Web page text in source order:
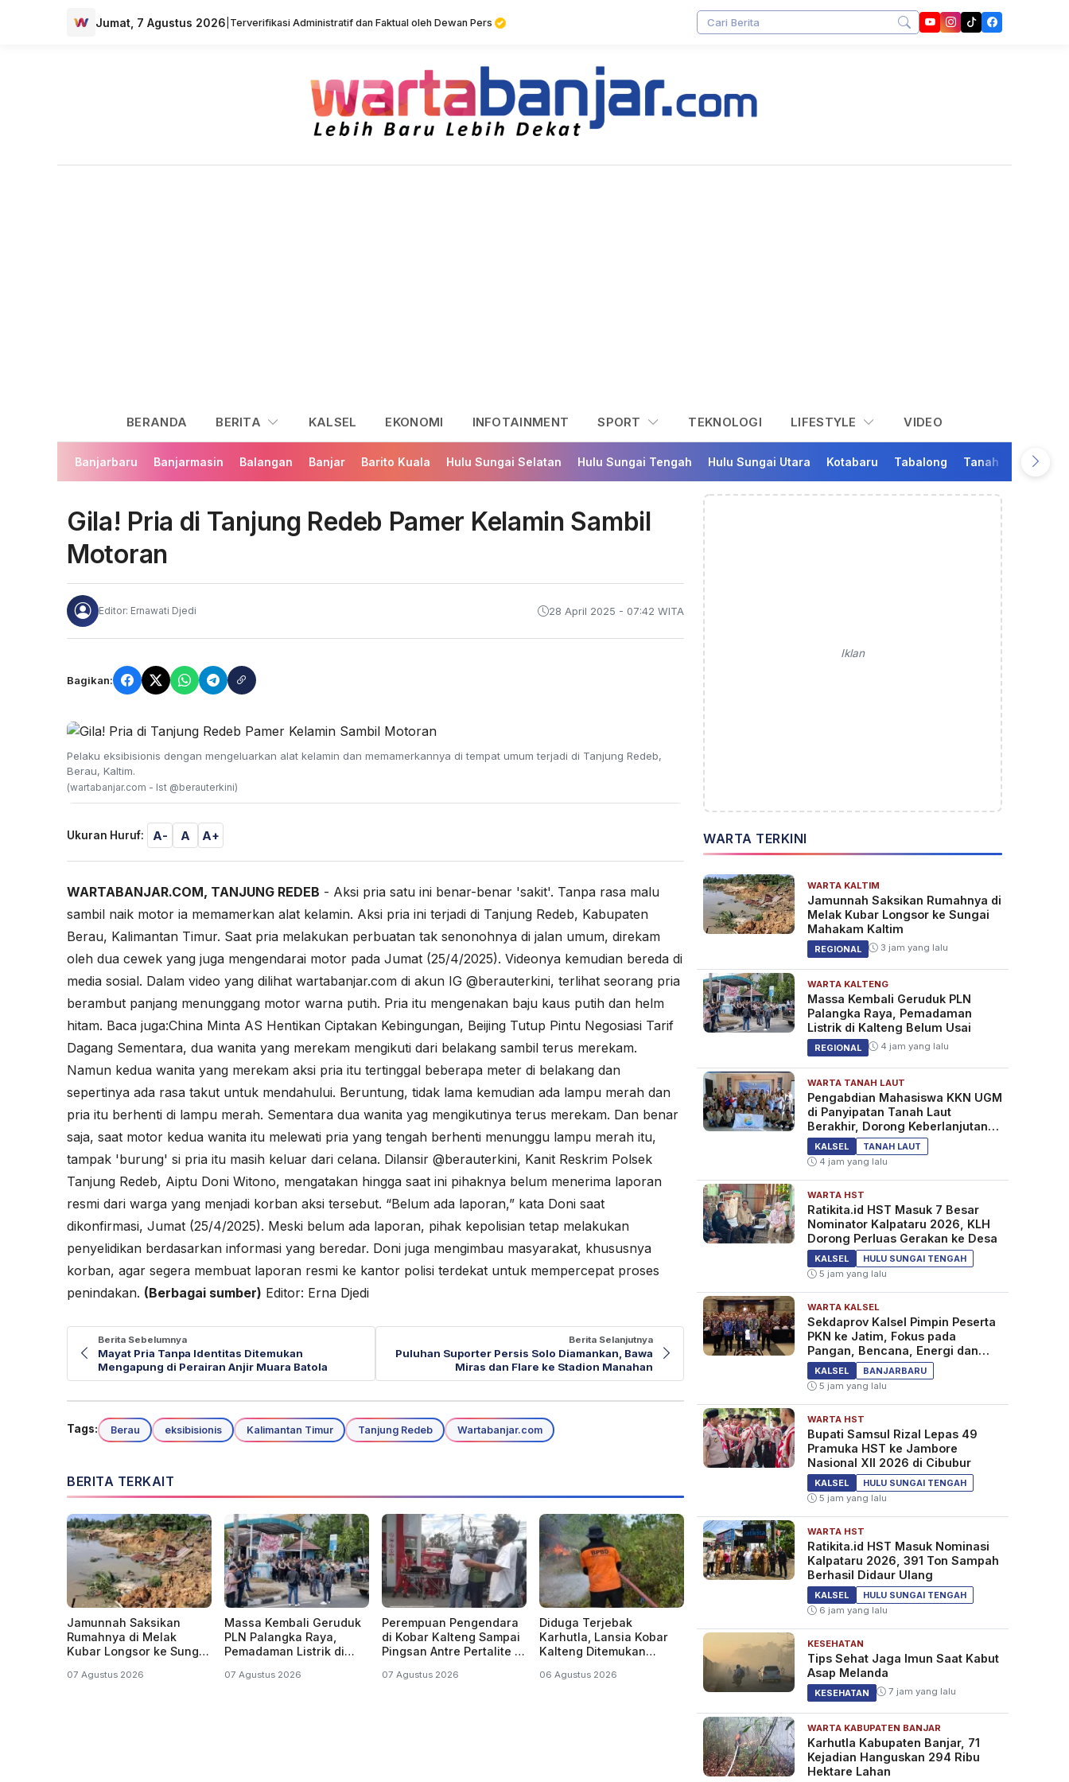
Jumat, 7 Agustus 2026 Terverifikasi Administratif dan Faktual oleh Dewan Pers
BERANDA BERITA KALSEL EKONOMI INFOTAINMENT SPORT TEKNOLOGI LIFESTYLE VIDEO
Banjarbaru Banjarmasin Balangan Banjar Barito Kuala Hulu Sungai Selatan Hulu Sungai Tengah Hulu Sungai Utara Kotabaru Tabalong Tanah Bumbu
Gila! Pria di Tanjung Redeb Pamer Kelamin Sambil
Motoran
Editor: Ernawati Djedi 28 April 2025 - 07:42 WITA
Bagikan:
Pelaku eksibisionis dengan mengeluarkan alat kelamin dan memamerkannya di tempat umum terjadi di Tanjung Redeb,
Berau, Kaltim.
(wartabanjar.com - Ist @berauterkini)
Ukuran Huruf: A- A A+
WARTABANJAR.COM, TANJUNG REDEB - Aksi pria satu ini benar-benar 'sakit'. Tanpa rasa malu
sambil naik motor ia memamerkan alat kelamin. Aksi pria ini terjadi di Tanjung Redeb, Kabupaten
Berau, Kalimantan Timur. Saat pria melakukan perbuatan tak senonohnya di jalan umum, direkam
oleh dua cewek yang juga mengendarai motor pada Jumat (25/4/2025). Videonya kemudian bereda di
media sosial. Dalam video yang dilihat wartabanjar.com di akun IG @berauterkini, terlihat seorang pria
berambut panjang menunggang motor warna putih. Pria itu mengenakan baju kaus putih dan helm
hitam. Baca juga:China Minta AS Hentikan Ciptakan Kebingungan, Beijing Tutup Pintu Negosiasi Tarif
Dagang Sementara, dua wanita yang merekam mengikuti dari belakang sambil terus merekam.
Namun kedua wanita yang merekam aksi pria itu tertinggal beberapa meter di belakang dan
sepertinya ada rasa takut untuk mendahului. Beruntung, tidak lama kemudian ada lampu merah dan
pria itu berhenti di lampu merah. Sementara dua wanita yag mengikutinya terus merekam. Dan benar
saja, saat motor kedua wanita itu melewati pria yang tengah berhenti menunggu lampu merah itu,
tampak 'burung' si pria itu masih keluar dari celana. Dilansir @berauterkini, Kanit Reskrim Polsek
Tanjung Redeb, Aiptu Doni Witono, mengatakan hingga saat ini pihaknya belum menerima laporan
resmi dari warga yang menjadi korban aksi tersebut. “Belum ada laporan,” kata Doni saat
dikonfirmasi, Jumat (25/4/2025). Meski belum ada laporan, pihak kepolisian tetap melakukan
penyelidikan berdasarkan informasi yang beredar. Doni juga mengimbau masyarakat, khususnya
korban, agar segera membuat laporan resmi ke kantor polisi terdekat untuk mempercepat proses
penindakan. (Berbagai sumber) Editor: Erna Djedi
Berita Sebelumnya
Mayat Pria Tanpa Identitas Ditemukan
Mengapung di Perairan Anjir Muara Batola
Berita Selanjutnya
Puluhan Suporter Persis Solo Diamankan, Bawa
Miras dan Flare ke Stadion Manahan
Tags: Berau eksibisionis Kalimantan Timur Tanjung Redeb Wartabanjar.com
BERITA TERKAIT
Jamunnah Saksikan
Rumahnya di Melak
Kubar Longsor ke Sungai
07 Agustus 2026
Massa Kembali Geruduk
PLN Palangka Raya,
Pemadaman Listrik di
07 Agustus 2026
Perempuan Pengendara
di Kobar Kalteng Sampai
Pingsan Antre Pertalite di
07 Agustus 2026
Diduga Terjebak
Karhutla, Lansia Kobar
Kalteng Ditemukan
06 Agustus 2026
Iklan
WARTA TERKINI
WARTA KALTIM
Jamunnah Saksikan Rumahnya di
Melak Kubar Longsor ke Sungai
Mahakam Kaltim
REGIONAL 3 jam yang lalu
WARTA KALTENG
Massa Kembali Geruduk PLN
Palangka Raya, Pemadaman
Listrik di Kalteng Belum Usai
REGIONAL 4 jam yang lalu
WARTA TANAH LAUT
Pengabdian Mahasiswa KKN UGM
di Panyipatan Tanah Laut
Berakhir, Dorong Keberlanjutan
Program Masyarakat
KALSEL
TANAH LAUT
4 jam yang lalu
WARTA HST
Ratikita.id HST Masuk 7 Besar
Nominator Kalpataru 2026, KLH
Dorong Perluas Gerakan ke Desa
KALSEL
HULU SUNGAI TENGAH
5 jam yang lalu
WARTA KALSEL
Sekdaprov Kalsel Pimpin Peserta
PKN ke Jatim, Fokus pada
Pangan, Bencana, Energi dan
Ekonomi
KALSEL
BANJARBARU
5 jam yang lalu
WARTA HST
Bupati Samsul Rizal Lepas 49
Pramuka HST ke Jambore
Nasional XII 2026 di Cibubur
KALSEL
HULU SUNGAI TENGAH
5 jam yang lalu
WARTA HST
Ratikita.id HST Masuk Nominasi
Kalpataru 2026, 391 Ton Sampah
Berhasil Didaur Ulang
KALSEL
HULU SUNGAI TENGAH
6 jam yang lalu
KESEHATAN
Tips Sehat Jaga Imun Saat Kabut
Asap Melanda
KESEHATAN 7 jam yang lalu
WARTA KABUPATEN BANJAR
Karhutla Kabupaten Banjar, 71
Kejadian Hanguskan 294 Ribu
Hektare Lahan